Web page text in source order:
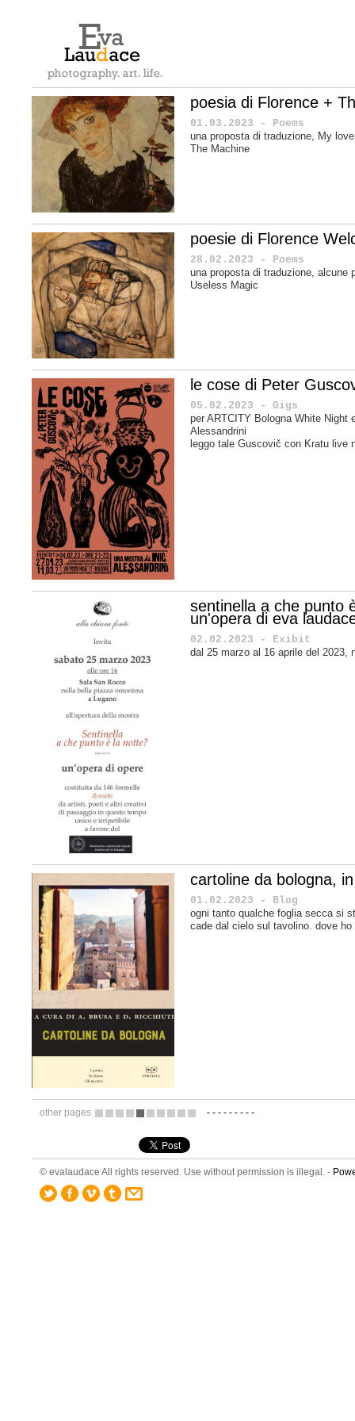
poesia di Florence +
01.03.2023 - Poems
una proposta di traduzione, My
The Machine
poesie di Florence
28.02.2023 - Poems
una proposta di traduzione, alcune
Useless Magic
le cose di Peter
05.02.2023 - Gigs
per ARTCITY Bologna White Night
Alessandrini
leggo tale Guscovič con Kratu live
sentinella a che punto
un'opera di eva
02.02.2023 - Exibit
dal 25 marzo al 16 aprile del 2023,
cartoline da bologna,
01.02.2023 - Blog
ogni tanto qualche foglia secca si
cade dal cielo sul tavolino. dove
other pages - - - - - - - - -
© evalaudace All rights reserved. Use without permission is illegal. -